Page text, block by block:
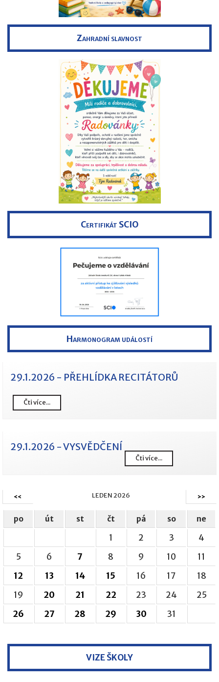
Zahradní slavnost
Certifikát SCIO
Harmonogram událostí
29.1.2026 - PŘEHLÍDKA RECITÁTORŮ
Čti více...
29.1.2026 - VYSVĚDČENÍ
Čti více...
<< LEDEN 2026 >>
po út st čt pá so ne
1 2 3
4
5
6 7 8 9 10
11
12
13 14 15 16 17
18
19
20 21 22 23 24
25
26
27 28 29 30 31
VIZE ŠKOLY